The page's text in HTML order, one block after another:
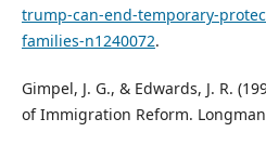
trump-can-end-temporary-
families-n1240072.
Gimpel, J. G., & Edwards, J. R.
of Immigration Reform.